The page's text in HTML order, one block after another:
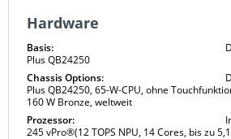
Hardware
Basis:
Plus QB24250
Chassis Options:
Plus QB24250, 65-W-CPU, ohne
160 W Bronze, weltweit
Prozessor:
245 vPro®(12 TOPS NPU, 14 Cores, bis zu